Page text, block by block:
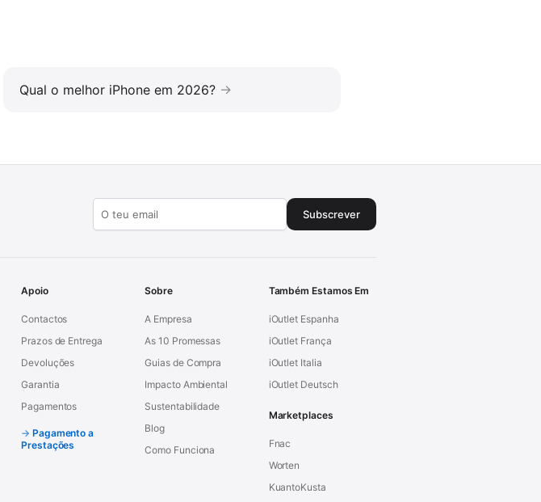
Qual o melhor iPhone em 2026?
Subscrever
Apoio
Contactos
Prazos de Entrega
Devoluções
Garantia
Pagamentos
Pagamento a
Prestações
Sobre
A Empresa
As 10 Promessas
Guias de Compra
Impacto Ambiental
Sustentabilidade
Blog
Como Funciona
Também Estamos Em
iOutlet Espanha
iOutlet França
iOutlet Italia
iOutlet Deutsch
Marketplaces
Fnac
Worten
KuantoKusta